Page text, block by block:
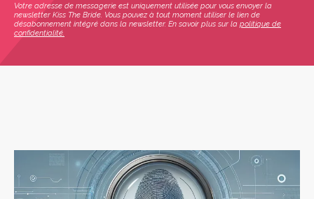
Votre adresse de messagerie est uniquement utilisée pour vous envoyer la
newsletter Kiss The Bride. Vous pouvez à tout moment utiliser le lien de
désabonnement intégré dans la newsletter. En savoir plus sur la politique de
confidentialité.